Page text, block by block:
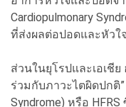
Cardiopulmonary
ที่ส่งผลต่อปอดและหัวใ
ส่วนในยุโรปและเอเชี
ร่วมกับภาวะไตผิดปกติ”
Syndrome) หรือ